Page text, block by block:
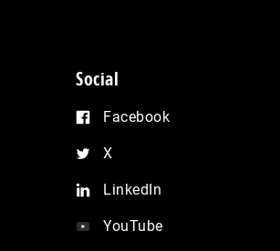
Social
Facebook
X
LinkedIn
YouTube